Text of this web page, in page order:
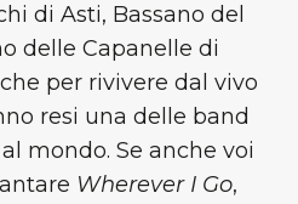
di Asti, Bassano del
delle Capanelle di
per rivivere dal vivo
resi una delle band
mondo. Se anche voi
Wherever I Go,